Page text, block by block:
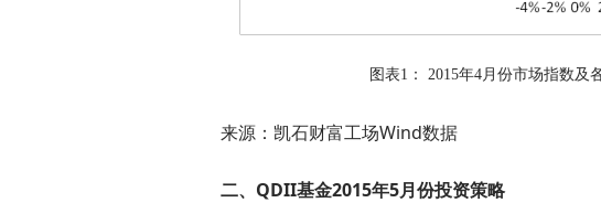
图表1： 2015年4月份市场指数及
来源：凯石财富工场Wind数据
二、QDII基金2015年5月份投资策略